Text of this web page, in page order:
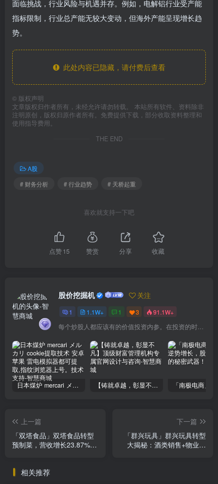
面临挑战，行业风险与机遇并存。例如，电解铝行业受产能
指标限制，行业总产能无较大变动，但海外产能呈现增长趋
势。
此处内容已隐藏，请付费后查看
© 版权声明
文章版权归作者所有，未经允许请勿转载。 本站所有软件、资料除非
注明原创，版权归原作者所有。免费提供下载，部分收取资料整理和
使用指导费用。
THE END
A股
# 财务分析
# 行业趋势 # 天桥起重
喜欢就支持一下吧
点赞15 赞赏 分享 收藏
股价挖掘机 关注
1 1.1W+ 1 3 91.1W+
每个炒股人都应该有的价值投资内参。在投资的时候，我们把自己看成是企业分析师——而不是市场分析师，也不是宏观经济分析师，更不是证券分析师。
日本煤炉 mercari メルカリ cookie提取技术 安卓 苹果 雷电模拟器都可提取,指纹浏览器上号。技术支持 【铸就卓越，彰显不凡】顶级财富管理机构专属官网设计与咨询
上一篇
「双塔食品」双塔食品转型
预制菜，营收增长23.87%，
下一篇
「群兴玩具」群兴玩具转型
大揭秘：酒类销售+物业租
相关推荐